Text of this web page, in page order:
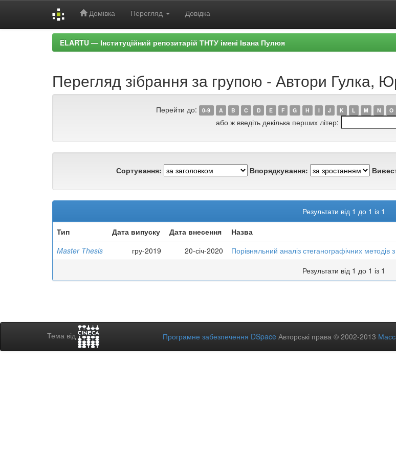
Домівка Перегляд Довідка
ELARTU — Інституційний репозитарій ТНТУ імені Івана Пулюя
Перегляд зібрання за групою - Автори Гулка,
Перейти до: 0-9 A B C D E F G H I J K L M N O
або ж введіть декілька перших літер:
Сортування: Впорядкування:
Результати від 1 до 1 із 1
Тип
Дата випуску Дата внесення Назва
Master Thesis
гру-2019 20-січ-2020 Порівняльний аналіз стеганографічних
Результати від 1 до 1 із 1
Тема від Програмне забезпечення DSpace Авторські права © 2002-2013